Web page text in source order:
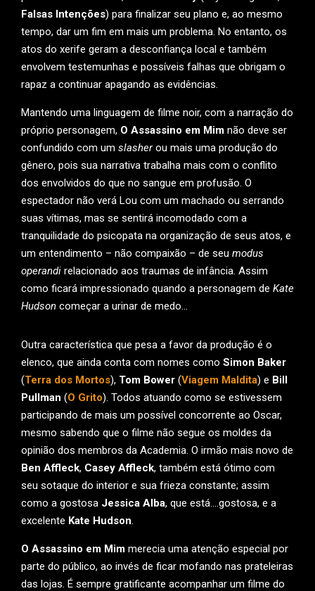
Falsas Intenções) para finalizar seu plano e, ao mesmo
tempo, dar um fim em mais um problema. No entanto, os
atos do xerife geram a desconfiança local e também
envolvem testemunhas e possíveis falhas que obrigam o
rapaz a continuar apagando as evidências.
Mantendo uma linguagem de filme noir, com a narração do
próprio personagem, O Assassino em Mim não deve ser
confundido com um slasherou mais uma produção do
gênero, pois sua narrativa trabalha mais com o conflito
dos envolvidos do que no sangue em profusão. O
espectador não verá Lou com um machado ou serrando
suas vítimas, mas se sentirá incomodado com a
tranquilidade do psicopata na organização de seus atos, e
um entendimento – não compaixão – de seu modus
operandi relacionado aos traumas de infância. Assim
como ficará impressionado quando a personagem de Kate
Hudson começar a urinar de medo…
Outra característica que pesa a favor da produção é o
elenco, que ainda conta com nomes como Simon Baker
(Terra dos Mortos), Tom Bower (Viagem Maldita) e Bill
Pullman (O Grito). Todos atuando como se estivessem
participando de mais um possível concorrente ao Oscar,
mesmo sabendo que o filme não segue os moldes da
opinião dos membros da Academia. O irmão mais novo de
Ben Affleck, Casey Affleck, também está ótimo com
seu sotaque do interior e sua frieza constante; assim
como a gostosa Jessica Alba, que está….gostosa, e a
excelente Kate Hudson.
O Assassino em Mim merecia uma atenção especial por
parte do público, ao invés de ficar mofando nas prateleiras
das lojas. É sempre gratificante acompanhar um filme do